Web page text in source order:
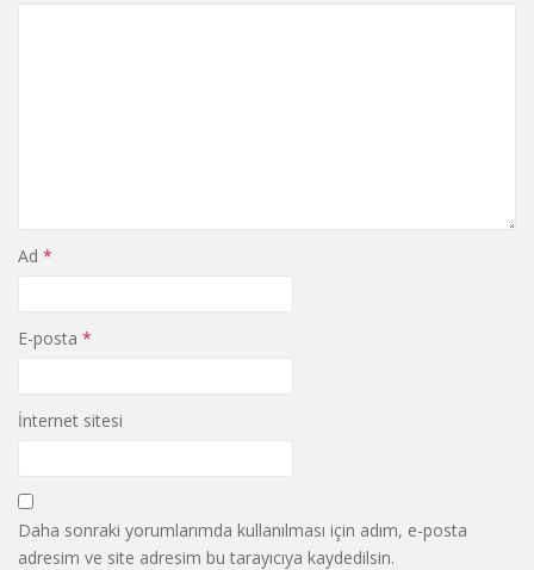
Ad *
E-posta *
İnternet sitesi
Daha sonraki yorumlarımda kullanılması için adım, e-posta
adresim ve site adresim bu tarayıcıya kaydedilsin.